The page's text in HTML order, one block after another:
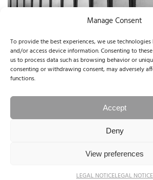
Manage Consent
To provide the best experiences, we use
and/or access device information. Consenting to
us to process data such as browsing behavior or
consenting or withdrawing consent, may adversely
functions.
Accept
Deny
View preferences
LEGAL NOTICELEGAL NOTICE
SOLD OUT! WORKSHOP
08.07./11.07./15.07.26
Read more